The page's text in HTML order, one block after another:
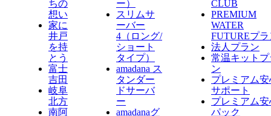
ちの
想い
家に
井戸
を持
とう
富士
吉田
岐阜
北方
南阿
ー）
スリムサ
ーバー
4（ロング/
ショート
タイプ）
amadana ス
タンダー
ドサーバ
ー
amadanaグ
CLUB
PREMIUM
WATER
FUTUREプラ
法人プラン
常温キットプ
ン
プレミアム安
サポート
プレミアム安
パック